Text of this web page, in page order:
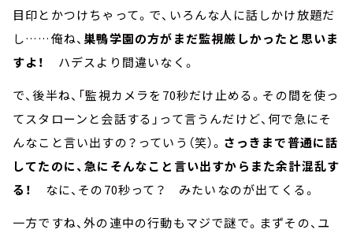
目印とかつけちゃって。で、いろんな人に話しかけ放題だ
し……俺ね、 巣鴨学園の方がまだ監視厳しかったと思いま
すよ！ ハデスより間違いなく。
で、後半ね、「監視カメラを70秒だけ止める。その間を使っ
てスタローンと会話する」って言うんだけど、何で急にそ
んなこと言い出すの？っていう（笑）。 さっきまで普通に話
してたのに、急にそんなこと言い出すからまた余計混乱す
る！
なに、その70秒って？ みたいなのが出てくる。
一方ですね、外の連中の行動もマジで謎で。まずその、ユ